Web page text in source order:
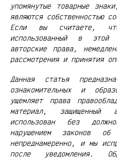
упомянутые товарные
являются собственностью
Если вы считаете,
использованный в
авторские права,
рассмотрения и принятия
Данная статья
ознакомительных и
ущемляет права
материал, защищенный
использован без
нарушением законов
непреднамеренно, и мы
после уведомления.